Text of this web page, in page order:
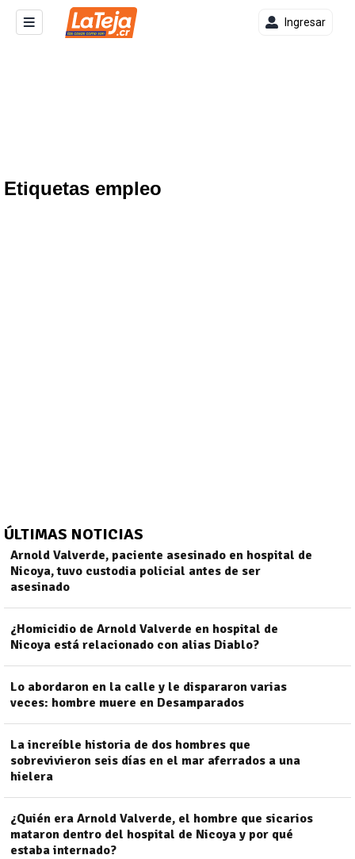
Ingresar
Etiquetas empleo
ÚLTIMAS NOTICIAS
Arnold Valverde, paciente asesinado en hospital de
Nicoya, tuvo custodia policial antes de ser
asesinado
¿Homicidio de Arnold Valverde en hospital de
Nicoya está relacionado con alias Diablo?
Lo abordaron en la calle y le dispararon varias
veces: hombre muere en Desamparados
La increíble historia de dos hombres que
sobrevivieron seis días en el mar aferrados a una
hielera
¿Quién era Arnold Valverde, el hombre que sicarios
mataron dentro del hospital de Nicoya y por qué
estaba internado?